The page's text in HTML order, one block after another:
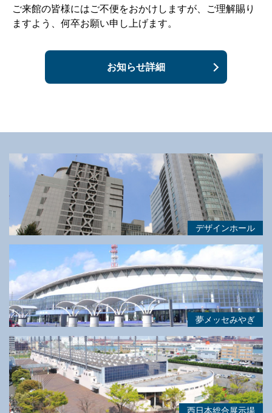
ご来館の皆様にはご不便をおかけしますが、ご理解賜り
ますよう、何卒お願い申し上げます。
お知らせ詳細
デザインホール
夢メッセみやぎ
西日本総合展示場